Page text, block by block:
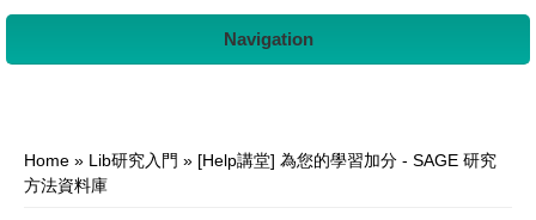
Navigation
Home » Lib研究入門 » [Help講堂] 為您的學習加分 - SAGE 研究
方法資料庫